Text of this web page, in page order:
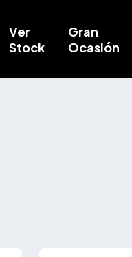
Ver
Stock
Gran
Ocasión